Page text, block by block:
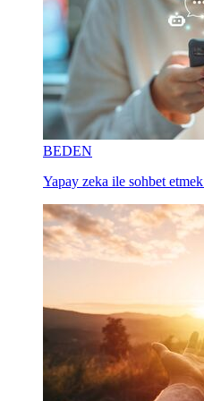
BEDEN
Yapay zeka ile sohbet